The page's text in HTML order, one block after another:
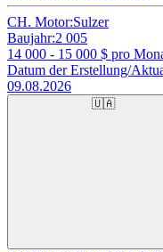
CH. Motor:Sulzer
Baujahr:2 005
14 000 - 15 000 $ pro
Datum der Erstellung/
09.08.2026
🇺🇦